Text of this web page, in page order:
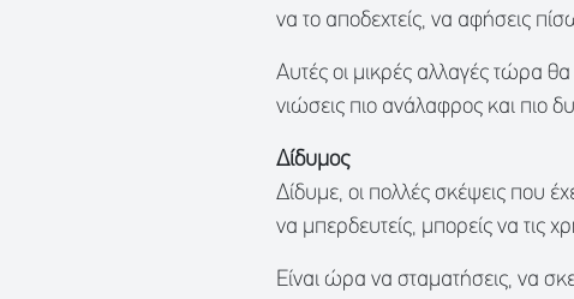
να το αποδεχτείς, να αφήσεις
Αυτές οι μικρές αλλαγές τώρα
νιώσεις πιο ανάλαφρος και πιο
Δίδυμος
Δίδυμε, οι πολλές σκέψεις που
να μπερδευτείς, μπορείς να τις
Είναι ώρα να σταματήσεις, να